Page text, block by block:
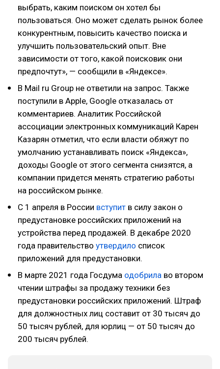
выбрать, каким поиском он хотел бы
пользоваться. Оно может сделать рынок более
конкурентным, повысить качество поиска и
улучшить пользовательский опыт. Вне
зависимости от того, какой поисковик они
предпочтут», — сообщили в «Яндексе».
В Mail ru Group не ответили на запрос. Также
поступили в Apple, Google отказалась от
комментариев. Аналитик Российской
ассоциации электронных коммуникаций Карен
Казарян отметил, что если власти обяжут по
умолчанию устанавливать поиск «Яндекса»,
доходы Google от этого сегмента снизятся, а
компании придется менять стратегию работы
на российском рынке.
С 1 апреля в России вступит в силу закон о
предустановке российских приложений на
устройства перед продажей. В декабре 2020
года правительство утвердило список
приложений для предустановки.
В марте 2021 года Госдума одобрила во втором
чтении штрафы за продажу техники без
предустановки российских приложений. Штраф
для должностных лиц составит от 30 тысяч до
50 тысяч рублей, для юрлиц — от 50 тысяч до
200 тысяч рублей.